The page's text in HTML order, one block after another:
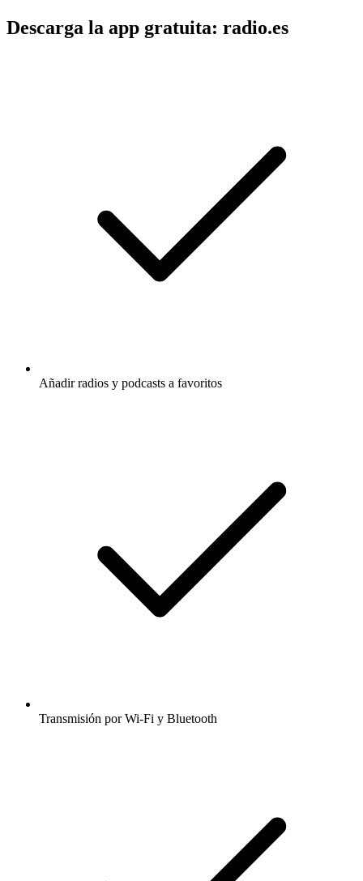
Descarga la app gratuita: radio.es
Añadir radios y podcasts a favoritos
Transmisión por Wi-Fi y Bluetooth